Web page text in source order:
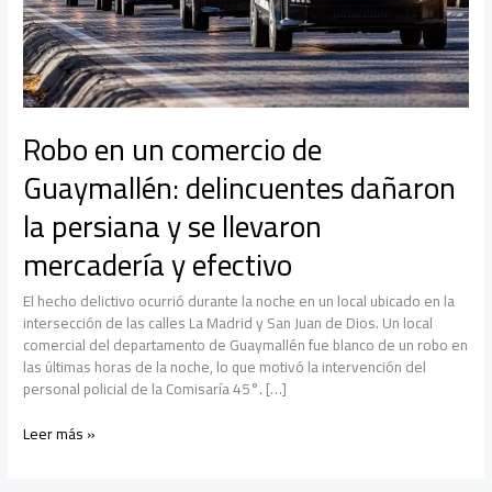
Robo en un comercio de
Guaymallén: delincuentes dañaron
la persiana y se llevaron
mercadería y efectivo
El hecho delictivo ocurrió durante la noche en un local ubicado en la
intersección de las calles La Madrid y San Juan de Dios. Un local
comercial del departamento de Guaymallén fue blanco de un robo en
las últimas horas de la noche, lo que motivó la intervención del
personal policial de la Comisaría 45°. […]
Robo
Leer más »